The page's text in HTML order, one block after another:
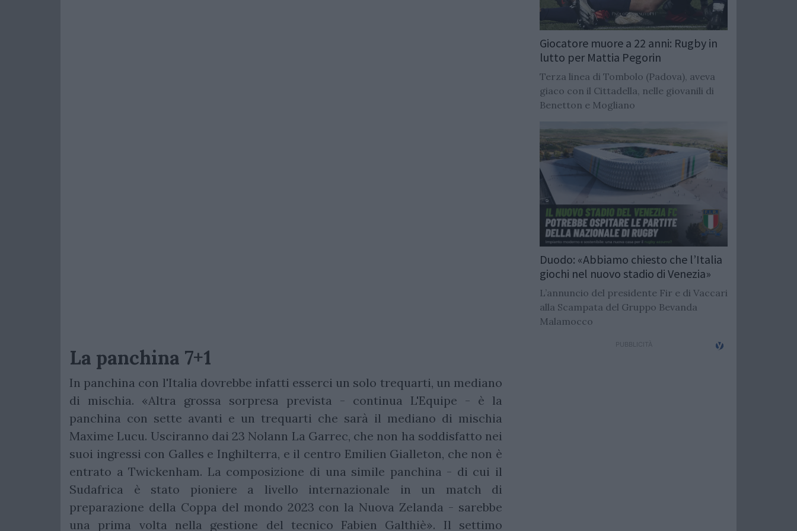
La panchina 7+1
In panchina con l'Italia dovrebbe infatti esserci un solo trequarti, un mediano
di mischia. «Altra grossa sorpresa prevista - continua L'Equipe - è la
panchina con sette avanti e un trequarti che sarà il mediano di mischia
Maxime Lucu. Usciranno dai 23 Nolann La Garrec, che non ha soddisfatto nei
suoi ingressi con Galles e Inghilterra, e il centro Emilien Gialleton, che non è
entrato a Twickenham. La composizione di una simile panchina - di cui il
Sudafrica è stato pioniere a livello internazionale in un match di
preparazione della Coppa del mondo 2023 con la Nuova Zelanda - sarebbe
una prima volta nella gestione del tecnico Fabien Galthiè». Il settimo
Giocatore muore a 22 anni: Rugby in
lutto per Mattia Pegorin
Terza linea di Tombolo (Padova), aveva
giaco con il Cittadella, nelle giovanili di
Benetton e Mogliano
Duodo: «Abbiamo chiesto che l’Italia
giochi nel nuovo stadio di Venezia»
L’annuncio del presidente Fir e di Vaccari
alla Scampata del Gruppo Bevanda
Malamocco